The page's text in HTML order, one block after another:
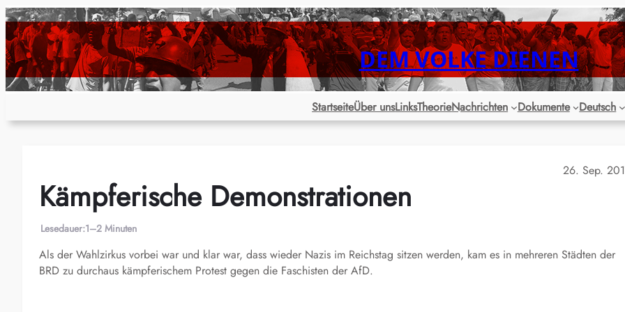
Zum
Inhalt
springen
DEM VOLKE DIENEN
StartseiteÜber unsLinksTheorieNachrichten Dokumente Deutsch
26. Sep.
Kämpferische Demonstrationen
Lesedauer:1–2 Minuten
Als der Wahlzirkus vorbei war und klar war, dass wieder Nazis im Reichstag sitzen werden, kam es in mehreren Städten der
BRD zu durchaus kämpferischem Protest gegen die Faschisten der AfD.